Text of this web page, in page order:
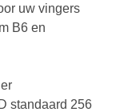
uw vingers
B6 en
standaard 256